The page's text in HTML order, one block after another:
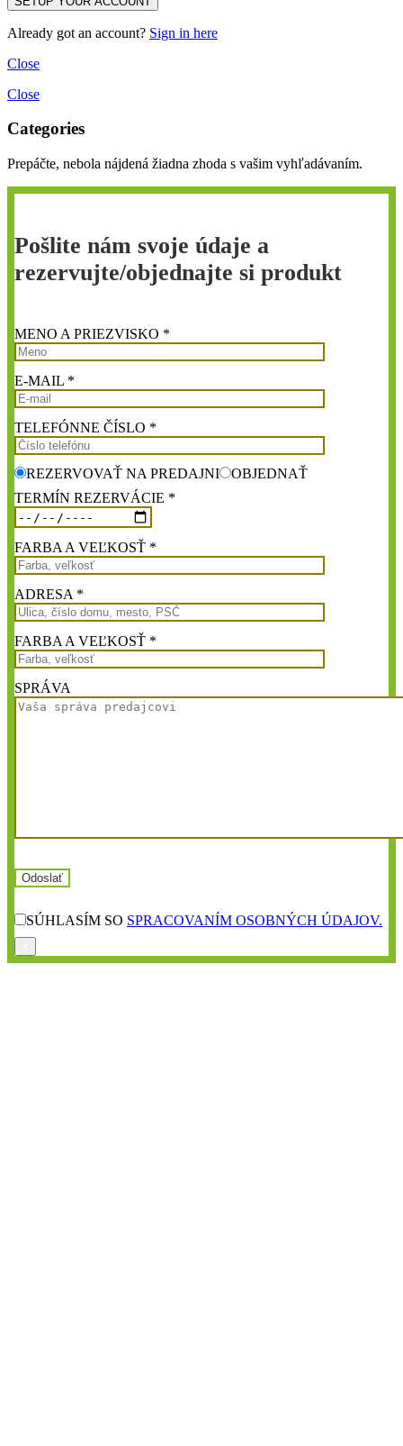
Already got an account? Sign in here
Close
Close
Categories
Prepáčte, nebola nájdená žiadna zhoda s vašim vyhľadávaním.
Pošlite nám svoje údaje a
rezervujte/objednajte si produkt
MENO A PRIEZVISKO *
E-MAIL *
TELEFÓNNE ČÍSLO *
REZERVOVAŤ NA PREDAJNI
OBJEDNAŤ
TERMÍN REZERVÁCIE *
FARBA A VEĽKOSŤ *
ADRESA *
FARBA A VEĽKOSŤ *
SPRÁVA
SÚHLASÍM SO SPRACOVANÍM OSOBNÝCH ÚDAJOV.